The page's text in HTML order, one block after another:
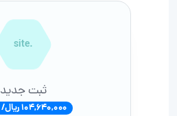
.site
ثبت جدید
104,640,000 ریال/ 1 سال